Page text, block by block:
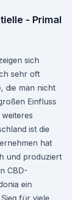
- Primal
sich
sehr oft
die man nicht
Einfluss
ist die
hat
und produziert
CBD-
ein
für viele